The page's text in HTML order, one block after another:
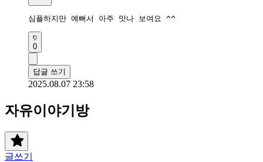
심플하지만 예뻐서 아주 맛나 보여요 ^^
0
답글 쓰기
2025.08.07 23:58
자유이야기방
글쓰기